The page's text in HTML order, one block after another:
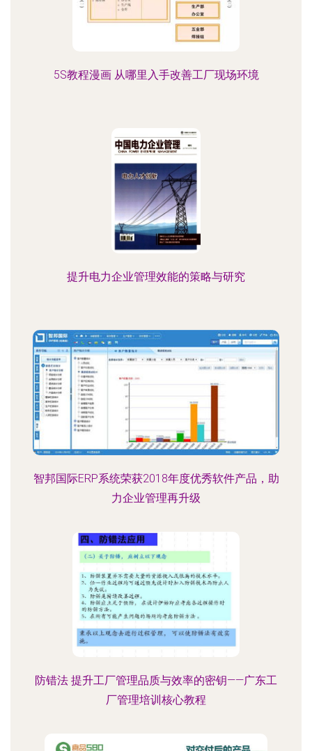
5S教程漫画 从哪里入手改善工厂现场环境
提升电力企业管理效能的策略与研究
智邦国际ERP系统荣获2018年度优秀软件产品，助
力企业管理再升级
防错法 提升工厂管理品质与效率的密钥——广东工
厂管理培训核心教程